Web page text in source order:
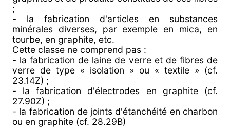
;
- la fabrication d'articles en substances
minérales diverses, par exemple en mica, en
tourbe, en graphite, etc.
Cette classe ne comprend pas :
- la fabrication de laine de verre et de fibres de
verre de type « isolation » ou « textile » (cf.
23.14Z) ;
- la fabrication d'électrodes en graphite (cf.
27.90Z) ;
- la fabrication de joints d'étanchéité en charbon
ou en graphite (cf. 28.29B)